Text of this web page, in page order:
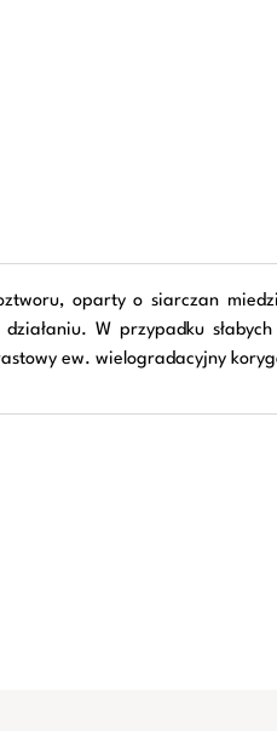
oparty o siarczan
W przypadku
ew. wielogradacyjny